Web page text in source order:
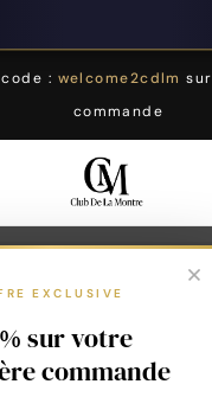
: welcome2cdlm
commande
EXCLUSIVE
sur votre
commande